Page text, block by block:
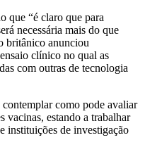
que “é claro que para
necessária mais do que
britânico anunciou
clínico no qual as
com outras de tecnologia
como pode avaliar
vacinas, estando a trabalhar
instituições de investigação